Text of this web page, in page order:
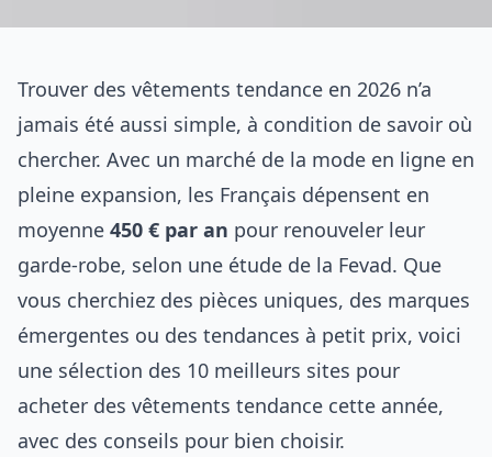
Trouver des vêtements tendance en 2026 n’a
jamais été aussi simple, à condition de savoir où
chercher. Avec un marché de la mode en ligne en
pleine expansion, les Français dépensent en
moyenne 450 € par an pour renouveler leur
garde-robe, selon une étude de la Fevad. Que
vous cherchiez des pièces uniques, des marques
émergentes ou des tendances à petit prix, voici
une sélection des 10 meilleurs sites pour
acheter des vêtements tendance cette année,
avec des conseils pour bien choisir.